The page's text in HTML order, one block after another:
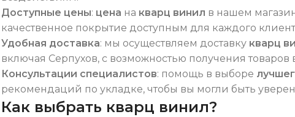
Доступные цены: цена на кварц винил в нашем
качественное покрытие доступным для каждого
Удобная доставка: мы осуществляем доставку кварц
включая Серпухов, с возможностью получения
Консультации специалистов: помощь в выборе
рекомендаций по укладке, чтобы вы могли быть
Как выбрать кварц винил?